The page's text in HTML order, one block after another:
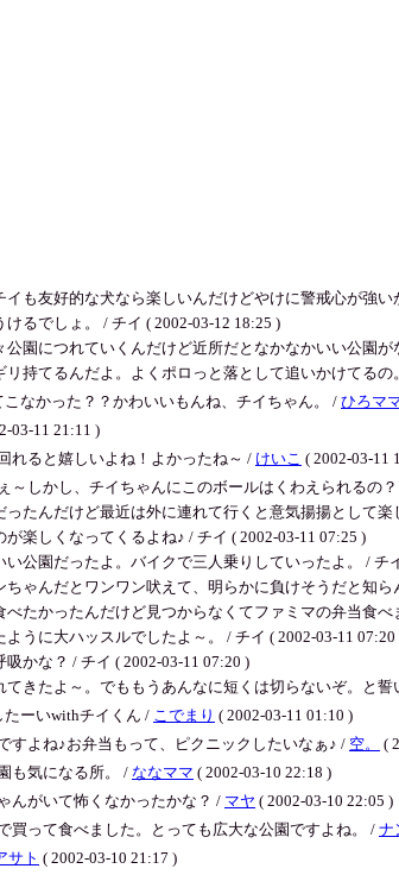
も友好的な犬なら楽しいんだけどやけに警戒心が強
るでしょ。 / チイ ( 2002-03-12 18:25 )
園につれていくんだけど近所だとなかなかいい公園が
持てるんだよ。よくポロっと落として追いかけてるの
なかった？？かわいいもんね、チイちゃん。 / ひろマ
03-11 21:11 )
れると嬉しいよね！よかったね～ / けいこ ( 2002-03-11
～しかし、チイちゃんにこのボールはくわえられるの
たんだけど最近は外に連れて行くと意気揚揚として楽
楽しくなってくるよね♪ / チイ ( 2002-03-11 07:25 )
公園だったよ。バイクで三人乗りしていったよ。 / チ
ゃんだとワンワン吠えて、明らかに負けそうだと知ら
たかったんだけど見つからなくてファミマの弁当食べ
うに大ハッスルでしたよ～。 / チイ ( 2002-03-11 07:20
かな？ / チイ ( 2002-03-11 07:20 )
きたよ～。でももうあんなに短くは切らないぞ。と誓
ーいwithチイくん / こでまり ( 2002-03-11 01:10 )
すよね♪お弁当もって、ピクニックしたいなぁ♪ / 空。
(
も気になる所。 / ななママ ( 2002-03-10 22:18 )
んがいて怖くなかったかな？ / マヤ ( 2002-03-10 22:05 )
買って食べました。とっても広大な公園ですよね。 / ナ
サト ( 2002-03-10 21:17 )